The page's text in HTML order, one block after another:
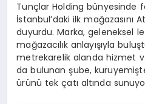
Tunçlar Holding bünyesinde
İstanbul’daki ilk mağazasını
duyurdu. Marka, geleneksel
mağazacılık anlayışıyla
metrekarelik alanda hizmet
da bulunan şube,
ürünü tek çatı altında